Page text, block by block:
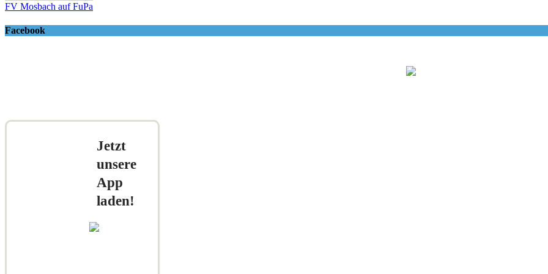
FV Mosbach auf FuPa
Facebook
Jetzt
unsere
App
laden!